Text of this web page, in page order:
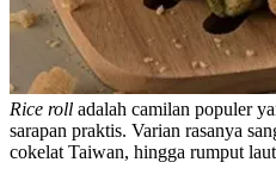
Rice roll adalah camilan populer
sarapan praktis. Varian rasanya
cokelat Taiwan, hingga rumput